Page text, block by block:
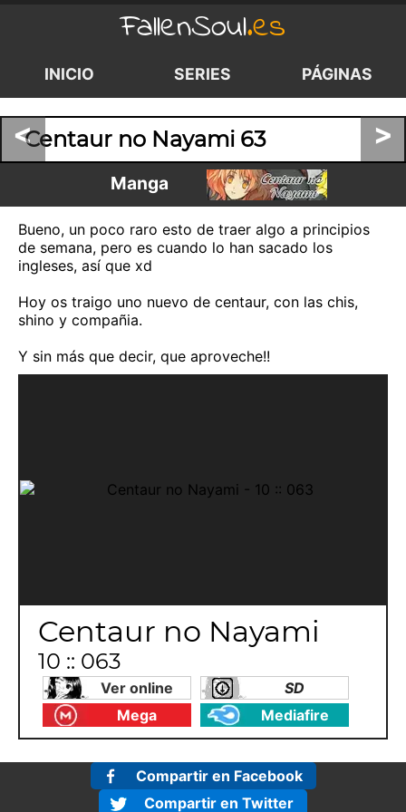
FallenSoul.es
INICIO SERIES PÁGINAS
< >
Centaur no Nayami 63
Manga
Bueno, un poco raro esto de traer algo a principios
de semana, pero es cuando lo han sacado los
ingleses, así que xd
Hoy os traigo uno nuevo de centaur, con las chis,
shino y compañia.
Y sin más que decir, que aproveche!!
Centaur no Nayami
10 :: 063
Ver online
SD
Mega
Mediafire
Compartir en Facebook
Compartir en Twitter